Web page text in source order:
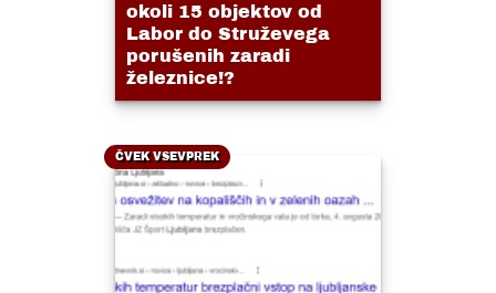
okoli 15 objektov od
Labor do Struževega
porušenih zaradi
železnice!?
ČVEK VSEVPREK